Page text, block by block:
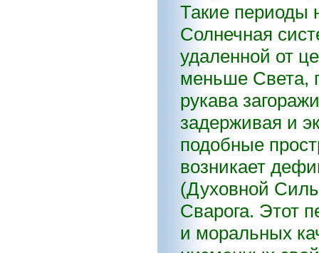
Такие периоды
Солнечная
удаленной от
меньше Света,
рукава
задерживая и
подобные
возникает
(Духовной
Сварога. Этот
и моральных